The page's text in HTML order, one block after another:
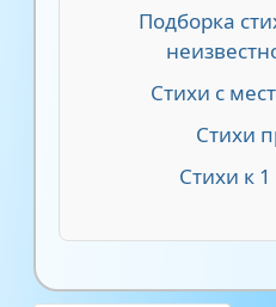
Подборка
Стихи с
Стихи
Стихи к